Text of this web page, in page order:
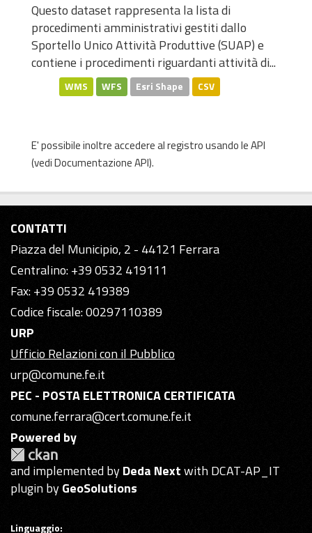
Questo dataset rappresenta la lista di
procedimenti amministrativi gestiti dallo
Sportello Unico Attività Produttive (SUAP) e
contiene i procedimenti riguardanti attività di...
WMS WFS Esri Shape CSV
E' possibile inoltre accedere al registro usando leAPI
(vediDocumentazione API).
CONTATTI
Piazza del Municipio, 2 - 44121 Ferrara
Centralino: +39 0532 419111
Fax: +39 0532 419389
Codice fiscale: 00297110389
URP
Ufficio Relazioni con il Pubblico
urp@comune.fe.it
PEC - POSTA ELETTRONICA CERTIFICATA
comune.ferrara@cert.comune.fe.it
Powered by
and implemented byDeda Nextwith DCAT-AP_IT
plugin byGeoSolutions
Linguaggio